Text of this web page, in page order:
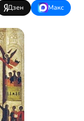
Дзен Макс